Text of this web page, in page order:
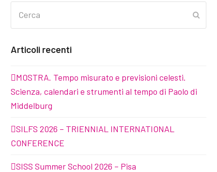
Articoli recenti
MOSTRA. Tempo misurato e previsioni celesti.
Scienza, calendari e strumenti al tempo di Paolo di
Middelburg
SILFS 2026 – TRIENNIAL INTERNATIONAL
CONFERENCE
SISS Summer School 2026 – Pisa